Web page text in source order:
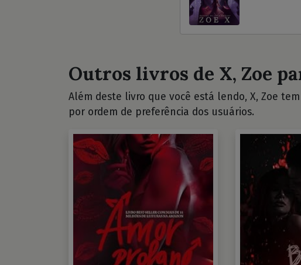
Outros livros de X, Zoe
Além deste livro que você está lendo, X, Zoe
por ordem de preferência dos usuários.